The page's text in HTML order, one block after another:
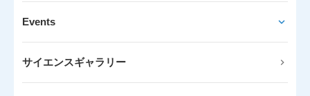
Events
サイエンスギャラリー